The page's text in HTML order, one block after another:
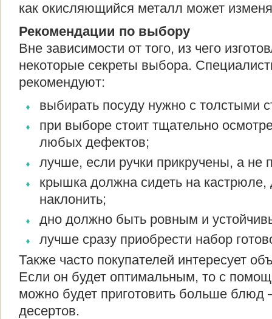
как окисляющийся металл может
Рекомендации по выбору
Вне зависимости от того, из чего
некоторые секреты выбора.
рекомендуют:
выбирать посуду нужно с толстыми
при выборе стоит тщательно
любых дефектов;
лучше, если ручки прикручены, а не
крышка должна сидеть на кастрюле,
наклонить;
дно должно быть ровным и
лучше сразу приобрести набор
Также часто покупателей интересует
Если он будет оптимальным, то с
можно будет приготовить больше блюд
десертов.